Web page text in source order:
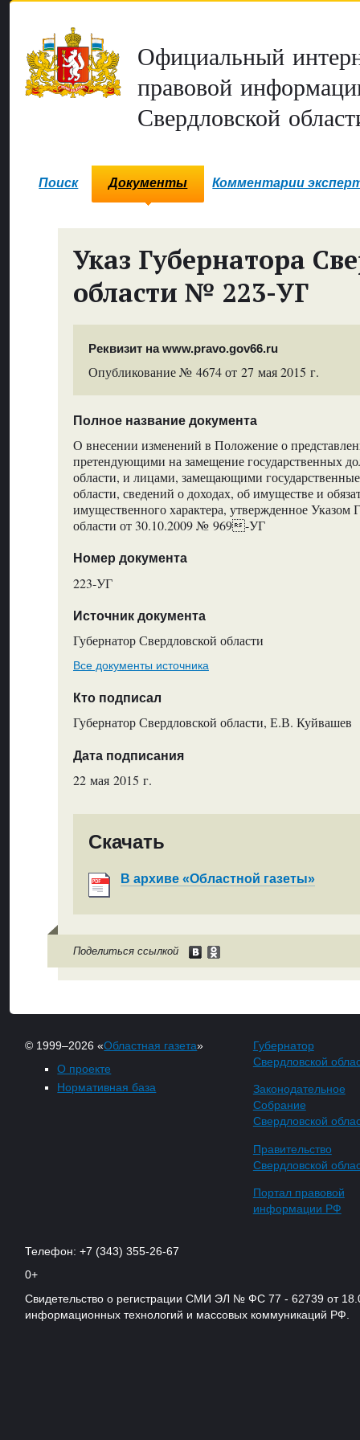
Официальный
правовой
Свердловской
Поиск Документы Комментарии
Указ Губернатора
области № 223-УГ
Реквизит на www.pravo.gov66.ru
Опубликование № 4674 от 27 мая 2015 г.
Полное название документа
О внесении изменений в Положение о
претендующими на замещение государственных
области, и лицами, замещающими
области, сведений о доходах, об имуществе и
имущественного характера, утвержденное Указом
области от 30.10.2009 № 969-УГ
Номер документа
223-УГ
Источник документа
Губернатор Свердловской области
Все документы источника
Кто подписал
Губернатор Свердловской области, Е.В. Куйвашев
Дата подписания
22 мая 2015 г.
Скачать
В архиве «Областной газеты»
Поделиться ссылкой
© 1999–2026 «Областная газета»
О проекте
Нормативная база
Губернатор
Свердловской
Законодательное
Собрание
Свердловской
Правительство
Свердловской
Портал правовой
информации РФ
Телефон: +7 (343) 355-26-67
0+
Свидетельство о регистрации СМИ ЭЛ № ФС 77 - 62739 от
информационных технологий и массовых коммуникаций РФ.